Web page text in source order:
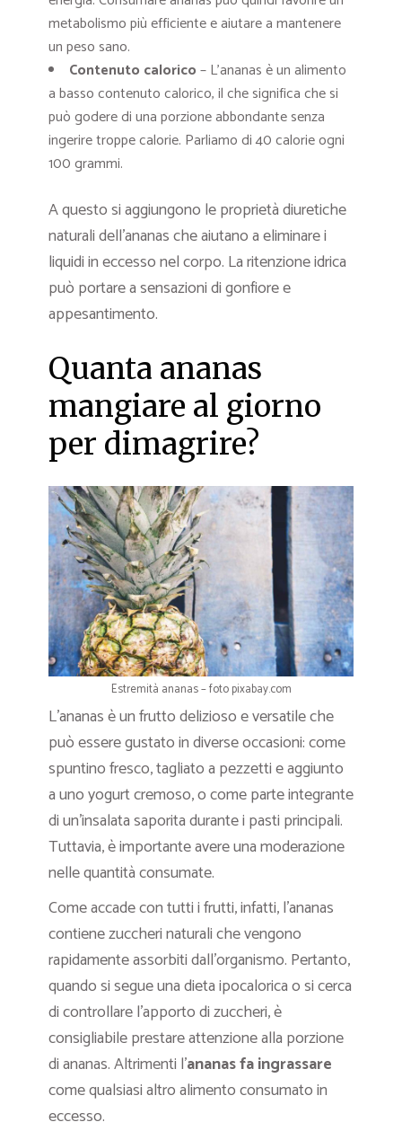
metabolismo più efficiente e aiutare a mantenere
un peso sano.
Contenuto calorico– L’ananas è un alimento
a basso contenuto calorico, il che significa che si
può godere di una porzione abbondante senza
ingerire troppe calorie. Parliamo di 40 calorie ogni
100 grammi.
A questo si aggiungono le proprietà diuretiche
naturali dell’ananas che aiutano a eliminare i
liquidi in eccesso nel corpo. La ritenzione idrica
può portare a sensazioni di gonfiore e
appesantimento.
Quanta ananas
mangiare al giorno
per dimagrire?
Estremità ananas – foto pixabay.com
L’ananas è un frutto delizioso e versatile che
può essere gustato in diverse occasioni: come
spuntino fresco, tagliato a pezzetti e aggiunto
a uno yogurt cremoso, o come parte integrante
di un’insalata saporita durante i pasti principali.
Tuttavia, è importante avere una moderazione
nelle quantità consumate.
Come accade con tutti i frutti, infatti, l’ananas
contiene zuccheri naturali che vengono
rapidamente assorbiti dall’organismo. Pertanto,
quando si segue una dieta ipocalorica o si cerca
di controllare l’apporto di zuccheri, è
consigliabile prestare attenzione alla porzione
di ananas. Altrimenti l’ananas fa ingrassare
come qualsiasi altro alimento consumato in
eccesso.